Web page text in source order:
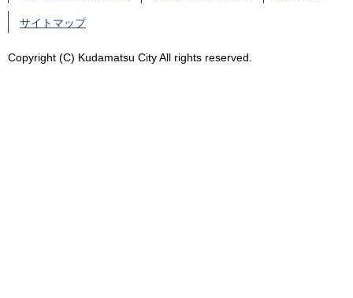
サイトマップ
Copyright (C) Kudamatsu City All rights reserved.